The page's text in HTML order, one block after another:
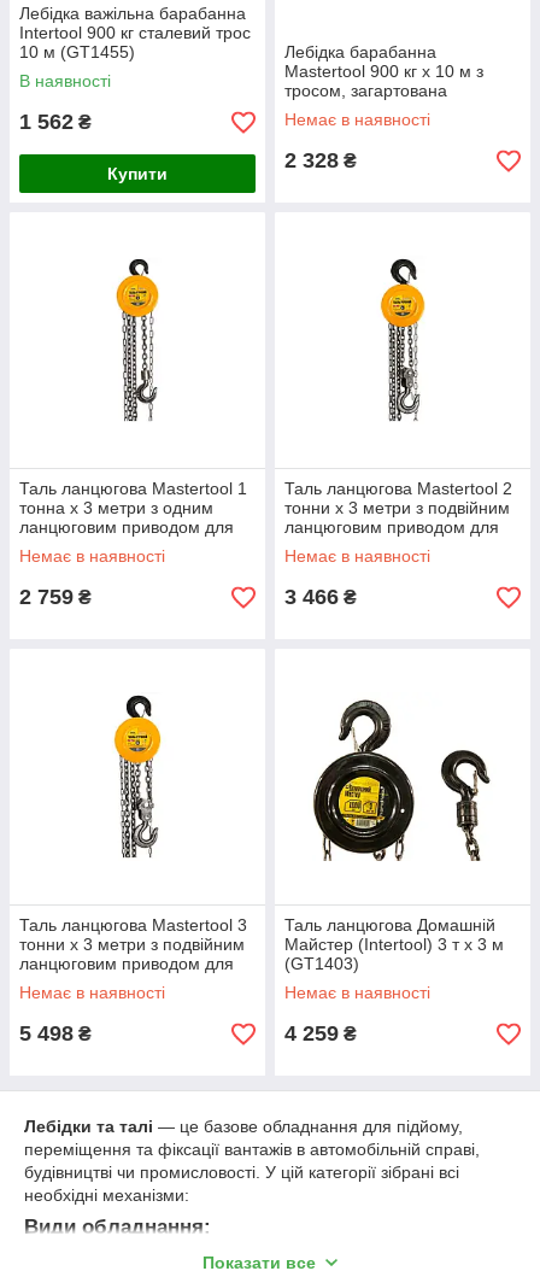
Лебідка важільна барабанна
Intertool 900 кг сталевий трос
10 м (GT1455)
В наявності
1 562 ₴
Купити
Лебідка барабанна
Mastertool 900 кг x 10 м з
тросом, загартована
шестерня і реверсивний
фіксатор
Немає в наявності
2 328 ₴
Таль ланцюгова Mastertool 1
тонна x 3 метри з одним
ланцюговим приводом для
легкого підйому вантажів
Немає в наявності
2 759 ₴
Таль ланцюгова Mastertool 2
тонни x 3 метри з подвійним
ланцюговим приводом для
надійного підйому вантажів
Немає в наявності
3 466 ₴
Таль ланцюгова Mastertool 3
тонни x 3 метри з подвійним
ланцюговим приводом для
важких вантажів
Немає в наявності
5 498 ₴
Таль ланцюгова Домашній
Майстер (Intertool) 3 т х 3 м
(GT1403)
Немає в наявності
4 259 ₴
Лебідки та талі — це базове обладнання для підйому,
переміщення та фіксації вантажів в автомобільній справі,
будівництві чи промисловості. У цій категорії зібрані всі
необхідні механізми:
Види обладнання:
Електричні лебідки— працюють від 12 V, зручні в
Показати все